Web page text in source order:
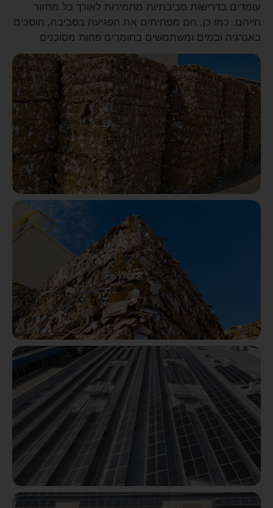
עומדים בדרישות סביבתיות מחמירות לאורך כל מחזור
חייהם. כמו כן, הם מפחיתים את הפגיעה בסביבה, חוסכים
באנרגיה ובמים ומשתמשים בחומרים פחות מסוכנים